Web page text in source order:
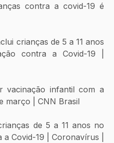
contra a covid-19 é
crianças de 5 a 11 anos
contra a Covid-19 |
vacinação infantil com a
março | CNN Brasil
de 5 a 11 anos no
Covid-19 | Coronavírus |